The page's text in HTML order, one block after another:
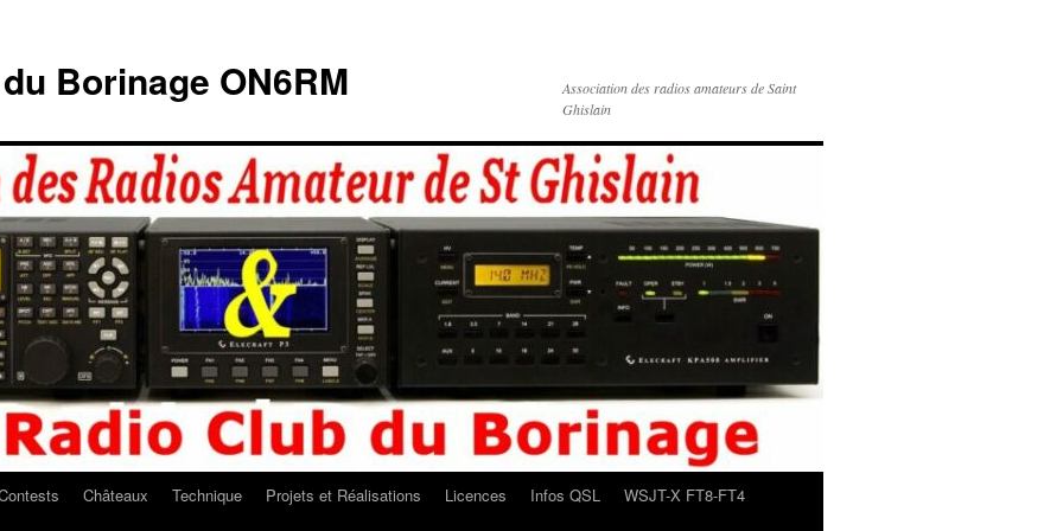
Borinage ON6RM
Association des radios amateurs de Saint
Ghislain
Châteaux Technique Projets et Réalisations Licences Infos QSL
WSJT-X FT8-FT4